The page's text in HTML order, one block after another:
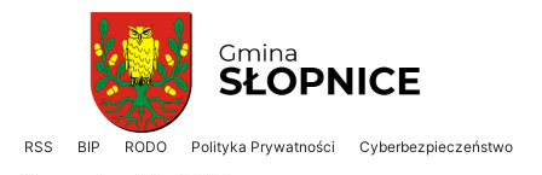
Gmina Słopnice
RSS BIP RODO Polityka Prywatności Cyberbezpieczeństwo